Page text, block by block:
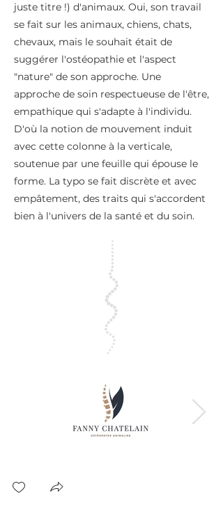
juste titre !) d'animaux. Oui, son travail
se fait sur les animaux, chiens, chats,
chevaux, mais le souhait était de
suggérer l'ostéopathie et l'aspect
"nature" de son approche. Une
approche de soin respectueuse de l'être,
empathique qui s'adapte à l'individu.
D'où la notion de mouvement induit
avec cette colonne à la verticale,
soutenue par une feuille qui épouse le
forme. La typo se fait discrète et avec
empâtement, des traits qui s'accordent
bien à l'univers de la santé et du soin.